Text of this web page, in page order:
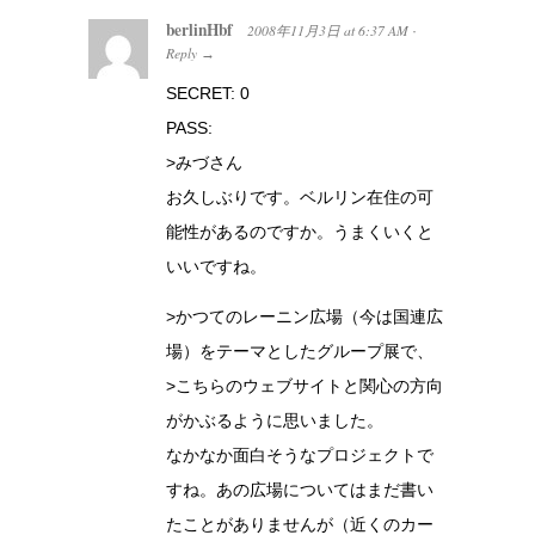
berlinHbf 2008年11月3日 at 6:37 AM ·
Reply →
SECRET: 0
PASS:
>みづさん
お久しぶりです。ベルリン在住の可
能性があるのですか。うまくいくと
いいですね。
>かつてのレーニン広場（今は国連広
場）をテーマとしたグループ展で、
>こちらのウェブサイトと関心の方向
がかぶるように思いました。
なかなか面白そうなプロジェクトで
すね。あの広場についてはまだ書い
たことがありませんが（近くのカー